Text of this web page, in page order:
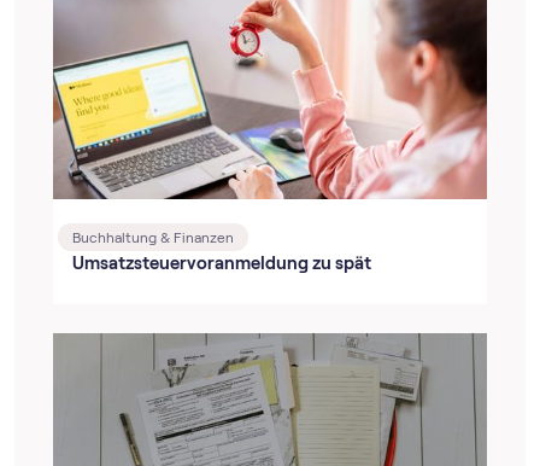
Buchhaltung & Finanzen
Umsatz­steuer­voranmeldung zu spät